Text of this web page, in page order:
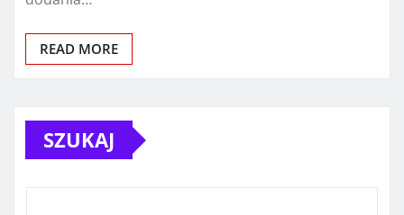
READ MORE
SZUKAJ